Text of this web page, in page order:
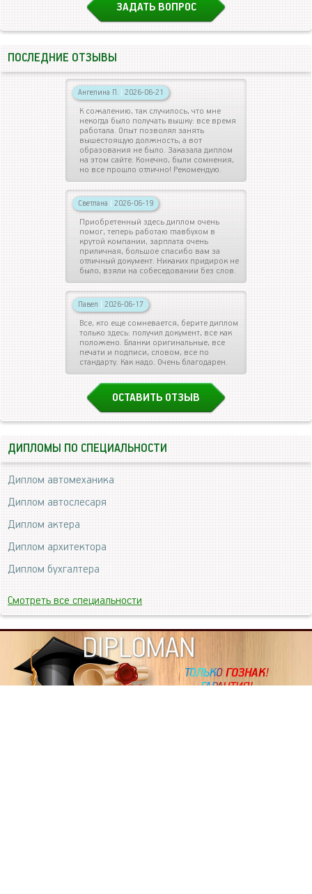
ЗАДАТЬ ВОПРОС
ПОСЛЕДНИЕ ОТЗЫВЫ
Ангелина П. | 2026-06-21
К сожалению, так случилось, что мне
некогда было получать вышку: все время
работала. Опыт позволял занять
вышестоящую должность, а вот
образования не было. Заказала диплом
на этом сайте. Конечно, были сомнения,
но все прошло отлично! Рекомендую.
Светлана | 2026-06-19
Приобретенный здесь диплом очень
помог, теперь работаю главбухом в
крутой компании, зарплата очень
приличная, большое спасибо вам за
отличный документ. Никаких придирок не
было, взяли на собеседовании без слов.
Павел | 2026-06-17
Все, кто еще сомневается, берите диплом
только здесь: получил документ, все как
положено. Бланки оригинальные, все
печати и подписи, словом, все по
стандарту. Как надо. Очень благодарен.
ОСТАВИТЬ ОТЗЫВ
ДИПЛОМЫ ПО СПЕЦИАЛЬНОСТИ
Диплом автомеханика
Диплом автослесаря
Диплом актера
Диплом архитектора
Диплом бухгалтера
Смотреть все специальности
DIPLOMAN